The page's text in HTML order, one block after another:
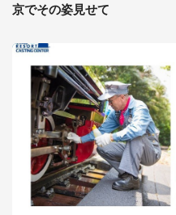
京でその姿見せて